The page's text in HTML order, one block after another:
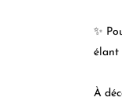
✨
élant
À